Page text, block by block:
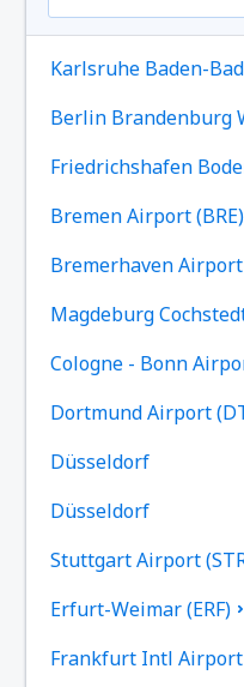
Karlsruhe Baden-
Berlin Brandenburg
Friedrichshafen
Bremen Airport (BRE)
Bremerhaven Airport
Magdeburg
Cologne - Bonn
Dortmund Airport
Düsseldorf
Düsseldorf
Stuttgart Airport
Erfurt-Weimar (ERF)
Frankfurt Intl Airport